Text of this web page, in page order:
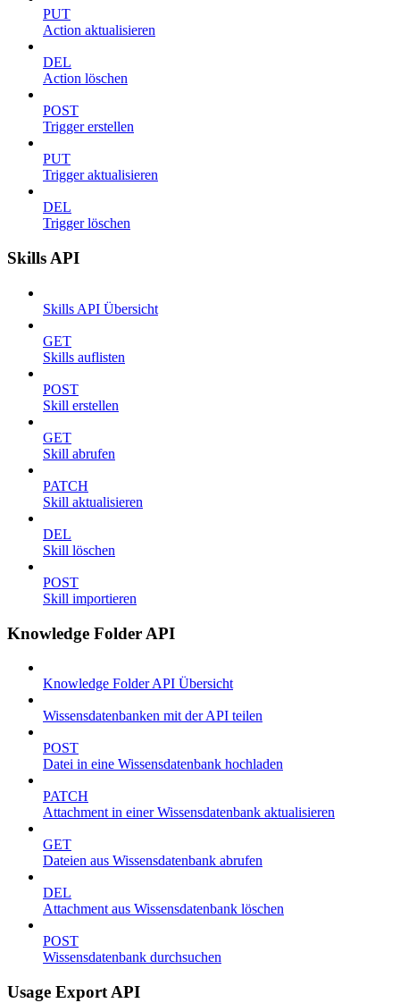
PUT
Action aktualisieren
DEL
Action löschen
POST
Trigger erstellen
PUT
Trigger aktualisieren
DEL
Trigger löschen
Skills API
Skills API Übersicht
GET
Skills auflisten
POST
Skill erstellen
GET
Skill abrufen
PATCH
Skill aktualisieren
DEL
Skill löschen
POST
Skill importieren
Knowledge Folder API
Knowledge Folder API Übersicht
Wissensdatenbanken mit der API teilen
POST
Datei in eine Wissensdatenbank hochladen
PATCH
Attachment in einer Wissensdatenbank aktualisieren
GET
Dateien aus Wissensdatenbank abrufen
DEL
Attachment aus Wissensdatenbank löschen
POST
Wissensdatenbank durchsuchen
Usage Export API